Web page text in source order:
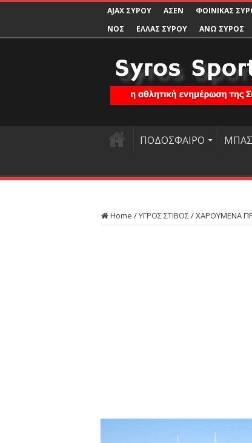
AJAX ΣΥΡΟΥ ΑΣΕΝ ΦΟΙΝΙΚΑΣ
ΝΟΣ
ΕΛΛΑΣ ΣΥΡΟΥ ΑΝΩ ΣΥΡΟΣ
ΠΟΔΟΣΦΑΙΡΟ
Home /ΥΓΡΟΣ ΣΤΙΒΟΣ/ΧΑΡΟΥΜΕΝΑ